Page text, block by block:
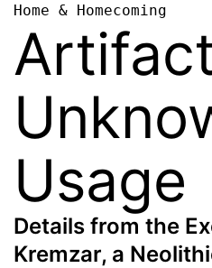
Home & Homecoming
Usage
Details from the
Kremzar, a